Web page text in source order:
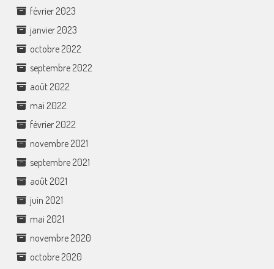
février 2023
janvier 2023
octobre 2022
septembre 2022
août 2022
mai 2022
février 2022
novembre 2021
septembre 2021
août 2021
juin 2021
mai 2021
novembre 2020
octobre 2020